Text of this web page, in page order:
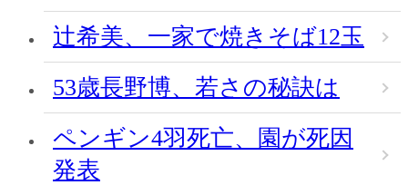
辻希美、一家で焼きそば12玉
53歳長野博、若さの秘訣は
ペンギン4羽死亡、園が死因
発表